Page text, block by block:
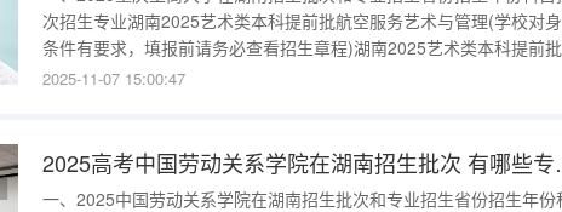
次招生专业湖南2025艺术类本科提前批航空服务艺术与管理(学校对
条件有要求，填报前请务必查看招生章程)湖南2025艺术类本科提前
境设计(学校对身体条件有要求，填报前请务必查看招生章程。)湖南
2025-11-07 15:00:47
2025高考
一、2025中国劳动关系学院在湖南招生批次和专业招生省份招生年份